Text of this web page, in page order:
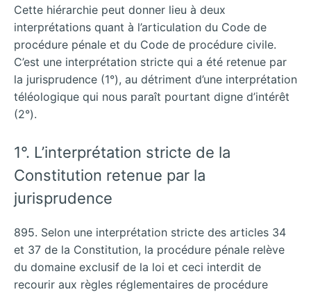
Cette hiérarchie peut donner lieu à deux
interprétations quant à l’articulation du Code de
procédure pénale et du Code de procédure civile.
C’est une interprétation stricte qui a été retenue par
la jurisprudence (1°), au détriment d’une interprétation
téléologique qui nous paraît pourtant digne d’intérêt
(2°).
1°. L’interprétation stricte de la
Constitution retenue par la
jurisprudence
895. Selon une interprétation stricte des articles 34
et 37 de la Constitution, la procédure pénale relève
du domaine exclusif de la loi et ceci interdit de
recourir aux règles réglementaires de procédure